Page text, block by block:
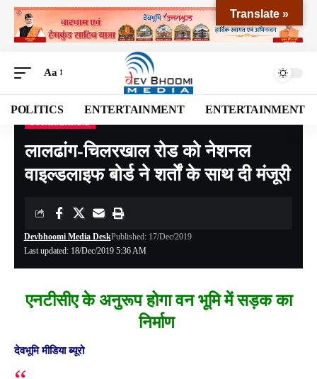
Aa
POLITICS ENTERTAINMENT ENTERTAINMENT
Devbhoomi Media>Blog>NATIONAL>UTTARAKHAND>लालढांग-चिलरखाल रोड को नेशनल वाइल्डलाइफ बोर्ड ने शर्ताें के साथ दी मंजूरी
लालढांग-चिलरखाल रोड को नेशनल
वाइल्डलाइफ बोर्ड ने शर्ताें के साथ दी मंजूरी
Last updated: 18/Dec/2019 5:36 AM
Devbhoomi Media DeskPublished: 17/Dec/2019
एनटीसीए के अनुरूप होगा वन भूमि में सड़क का
निर्माण
देवभूमि मीडिया ब्यूरो
Translate »